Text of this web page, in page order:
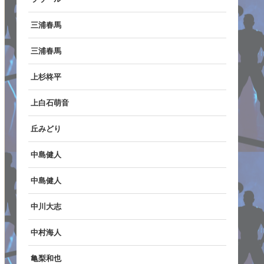
三浦春馬
三浦春馬
上杉柊平
上白石萌音
丘みどり
中島健人
中島健人
中川大志
中村海人
亀梨和也